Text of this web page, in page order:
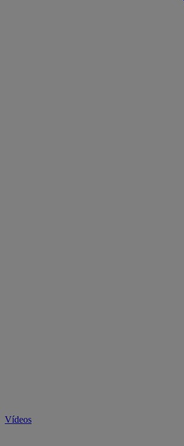
Vídeos